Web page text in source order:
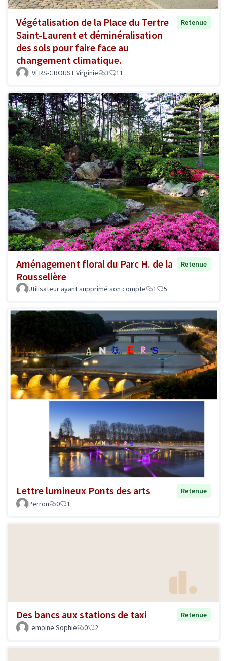
Végétalisation de la Place du Tertre
Saint-Laurent et déminéralisation
des sols pour faire face au
changement climatique.
Retenue
EVERS-GROUST Virginie 3 11
Aménagement floral du Parc H. de la
Rousselière
Retenue
Utilisateur ayant supprimé son compte 1 5
Lettre lumineux Ponts des arts
Retenue
Perron
0 1
Des bancs aux stations de taxi
Retenue
Lemoine Sophie
0 2